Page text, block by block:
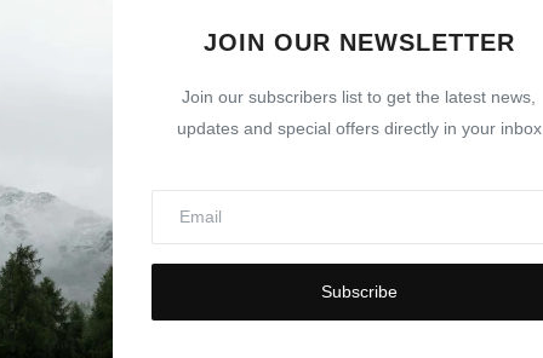
JOIN OUR NEWSLETTER
Join our subscribers list to get the latest news,
updates and special offers directly in your inbox
Subscribe
Pasukan
area transisi pengambilalihan tanggung
dan zona berikutnya akan ditentukan
mengambil alih seluruh tanggung jawab
upaya rekonstruksi yang didukung secara
dengan aman ke daerah-daerah di bawah